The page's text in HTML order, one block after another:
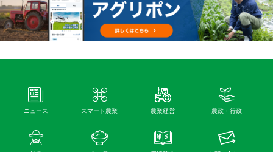
ニュース スマート農業 農業経営 農政・行政